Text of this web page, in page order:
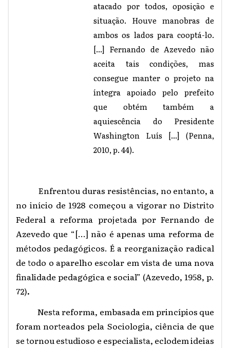
atacado por todos, oposição e
situação. Houve manobras de
ambos os lados para cooptá-lo.
[...] Fernando de Azevedo não
aceita tais condições, mas
consegue manter o projeto na
íntegra apoiado pelo prefeito
que obtém também a
aquiescência do Presidente
Washington Luís [...] (Penna,
2010, p. 44).
Enfrentou duras resistências, no entanto, a
no início de 1928 começou a vigorar no Distrito
Federal a reforma projetada por Fernando de
Azevedo que “[...] não é apenas uma reforma de
métodos pedagógicos. É a reorganização radical
de todo o aparelho escolar em vista de uma nova
finalidade pedagógica e social” (Azevedo, 1958, p.
72).
Nesta reforma, embasada em princípios que
foram norteados pela Sociologia, ciência de que
se tornou estudioso e especialista, eclodem ideias